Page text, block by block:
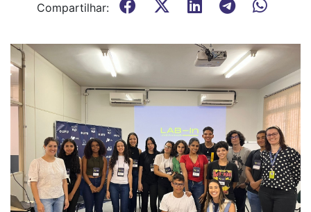
Compartilhar: